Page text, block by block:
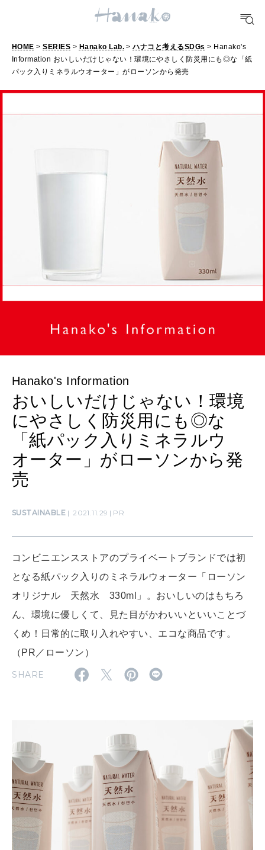
10 CATEGORIES
FOOD
おいしい
[12星座別] Monthly Love Holoscope
女神まり愛のタロットメッセージ
LEARN
SUSTAINABLE
わたしができること
WORK&MONEY
MAGAZINE
2026年9月号「北海道 おいしく遊ぶ、夏のご褒美旅。」
2026年6月号「大銀座 トレンドが生まれる 新しい一流店へ。」
2026年5月号「“大好き”に出会いに。韓国」
2026年4月号「未来をつくる、学びの教科書。」
2026年3月号「スイーツ予想図 2026」
2026年2月号「良運を掴む 新・開運術。」
FOLLOW US!
HOME >SERIES > Hanako Lab. >ハナコと考えるSDGs > Hanako's
Information おいしいだけじゃない！環境にやさしく防災用にも◎な「紙
パック入りミネラルウオーター」がローソンから発売
Hanako's Information
おいしいだけじゃない！環境
にやさしく防災用にも◎な
「紙パック入りミネラルウ
オーター」がローソンから発
売
SUSTAINABLE 2021.11.29 PR
コンビニエンスストアのプライベートブランドでは初
となる紙パック入りのミネラルウォーター「ローソン
オリジナル 天然水 330ml」。おいしいのはもちろ
ん、環境に優しくて、見た目がかわいいといいことづ
くめ！日常的に取り入れやすい、エコな商品です。
（PR／ローソン）
SHARE